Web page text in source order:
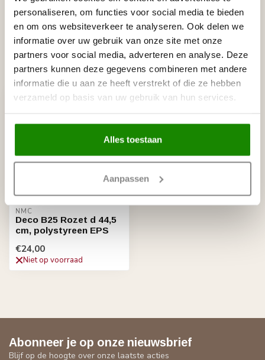
personaliseren, om functies voor social media te bieden
en om ons websiteverkeer te analyseren. Ook delen we
informatie over uw gebruik van onze site met onze
partners voor social media, adverteren en analyse. Deze
partners kunnen deze gegevens combineren met andere
informatie die u aan ze heeft verstrekt of die ze hebben
verzameld op basis van uw gebruik van hun services.
Alles toestaan
Aanpassen
NMC Adefix lijmkoker 310 ml
Op voorraad
€8,95
Recent bekeken
NMC
Deco B25 Rozet d 44,5
cm, polystyreen EPS
€24,00
Niet op voorraad
Abonneer je op onze nieuwsbrief
Blijf op de hoogte over onze laatste acties